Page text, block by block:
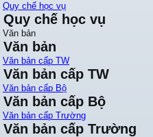
Quy chế học vụ
Quy chế học vụ
Văn bản
Văn bản
Văn bản cấp TW
Văn bản cấp TW
Văn bản cấp Bộ
Văn bản cấp Bộ
Văn bản cấp Trường
Văn bản cấp Trường